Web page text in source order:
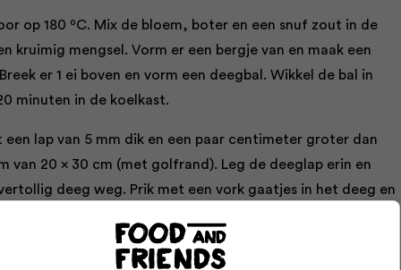
op 180 ºC. Mix de bloem, boter en een snuf zout in de
kruimig mengsel. Vorm er een bergje van en maak een
er 1 ei boven en vorm een deegbal. Wikkel de bal in
minuten in de koelkast.
lap van 5 mm dik en een paar centimeter groter dan
van 20 x 30 cm (met golfrand). Leg de deeglap erin en
deeg weg. Prik met een vork gaatjes in het deeg en
koelkast.
met bakpapier, schep er droge